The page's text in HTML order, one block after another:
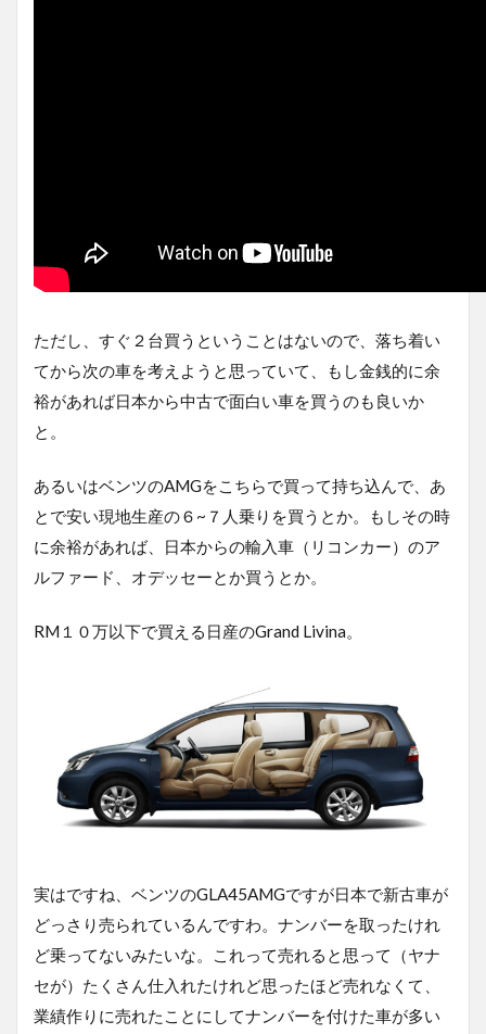
ただし、すぐ２台買うということはないので、落ち着い
てから次の車を考えようと思っていて、もし金銭的に余
裕があれば日本から中古で面白い車を買うのも良いか
と。
あるいはベンツのAMGをこちらで買って持ち込んで、あ
とで安い現地生産の６~７人乗りを買うとか。もしその時
に余裕があれば、日本からの輸入車（リコンカー）のア
ルファード、オデッセーとか買うとか。
RM１０万以下で買える日産のGrand Livina。
実はですね、ベンツのGLA45AMGですが日本で新古車が
どっさり売られているんですわ。ナンバーを取ったけれ
ど乗ってないみたいな。これって売れると思って（ヤナ
セが）たくさん仕入れたけれど思ったほど売れなくて、
業績作りに売れたことにしてナンバーを付けた車が多い